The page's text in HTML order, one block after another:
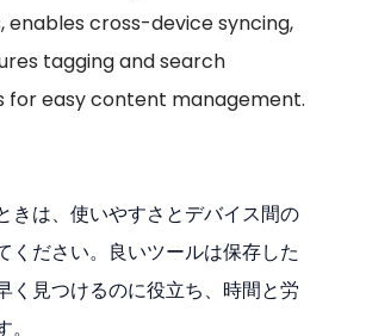
enables cross-device syncing,
tagging and search
for easy content management.
きは、使いやすさとデバイス間の
ください。良いツールは保存した
く見つけるのに役立ち、時間と労